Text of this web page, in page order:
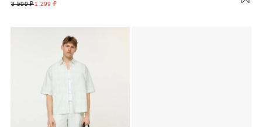
1 299 ₽
3 599 ₽